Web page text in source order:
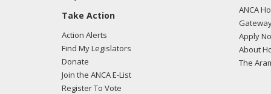
Take Action
Action Alerts
Find My Legislators
Donate
Join the ANCA E-List
Register To Vote
ANCA
Apply
About
The